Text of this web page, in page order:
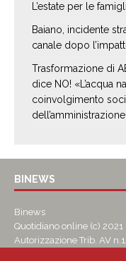
L’estate per le
Baiano, incidente
canale dopo
Trasformazione di
dice NO! «L’acqua
coinvolgimento
BINEWS
Binews
Quotidiano online (c) 2021
Autorizzazione Trib. AV